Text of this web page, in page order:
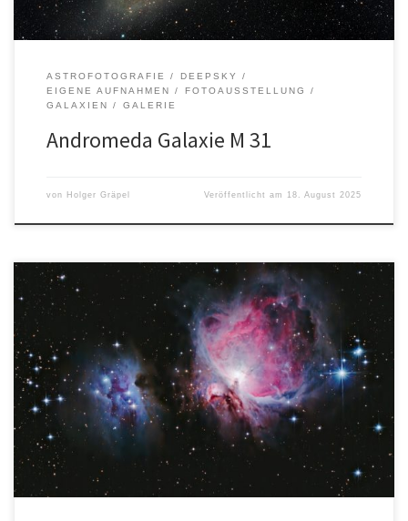
ASTROFOTOGRAFIE
DEEPSKY
EIGENE AUFNAHMEN
FOTOAUSSTELLUNG
GALAXIEN
GALERIE
Andromeda Galaxie M 31
von Holger Gräpel Veröffentlicht am 18. August 2025
Autor: Holger GräpelOrt: Felm Entfernung: ca. 1.344 ± 20
LichtjahreSternbild: Orion Aufnahmedaten: Alle Bilder, Texte und
Logos sind urheberrechtlich geschützt. Die Rechte liegen bei
dem/der jeweiligen Urheber*in.